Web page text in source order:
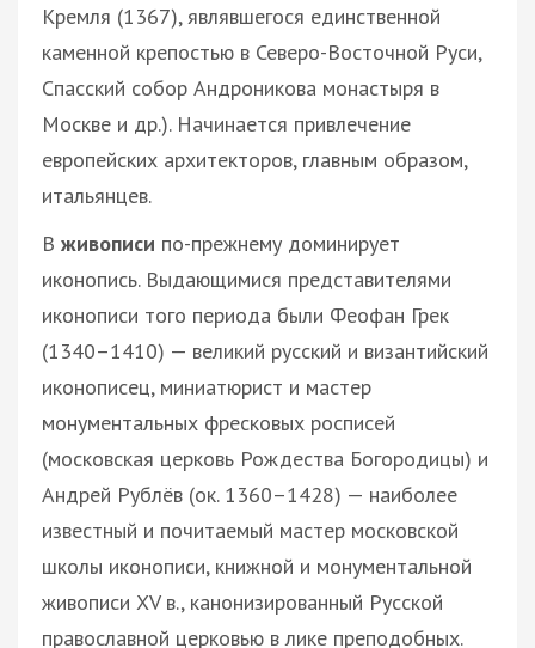
Кремля (1367), являвшегося единственной
каменной крепостью в Северо-Восточной Руси,
Спасский собор Андроникова монастыря в
Москве и др.). Начинается привлечение
европейских архитекторов, главным образом,
итальянцев.
В живописи по-прежнему доминирует
иконопись. Выдающимися представителями
иконописи того периода были Феофан Грек
(1340–1410) — великий русский и византийский
иконописец, миниатюрист и мастер
монументальных фресковых росписей
(московская церковь Рождества Богородицы) и
Андрей Рублёв (ок. 1360–1428) — наиболее
известный и почитаемый мастер московской
школы иконописи, книжной и монументальной
живописи XV в., канонизированный Русской
православной церковью в лике преподобных.